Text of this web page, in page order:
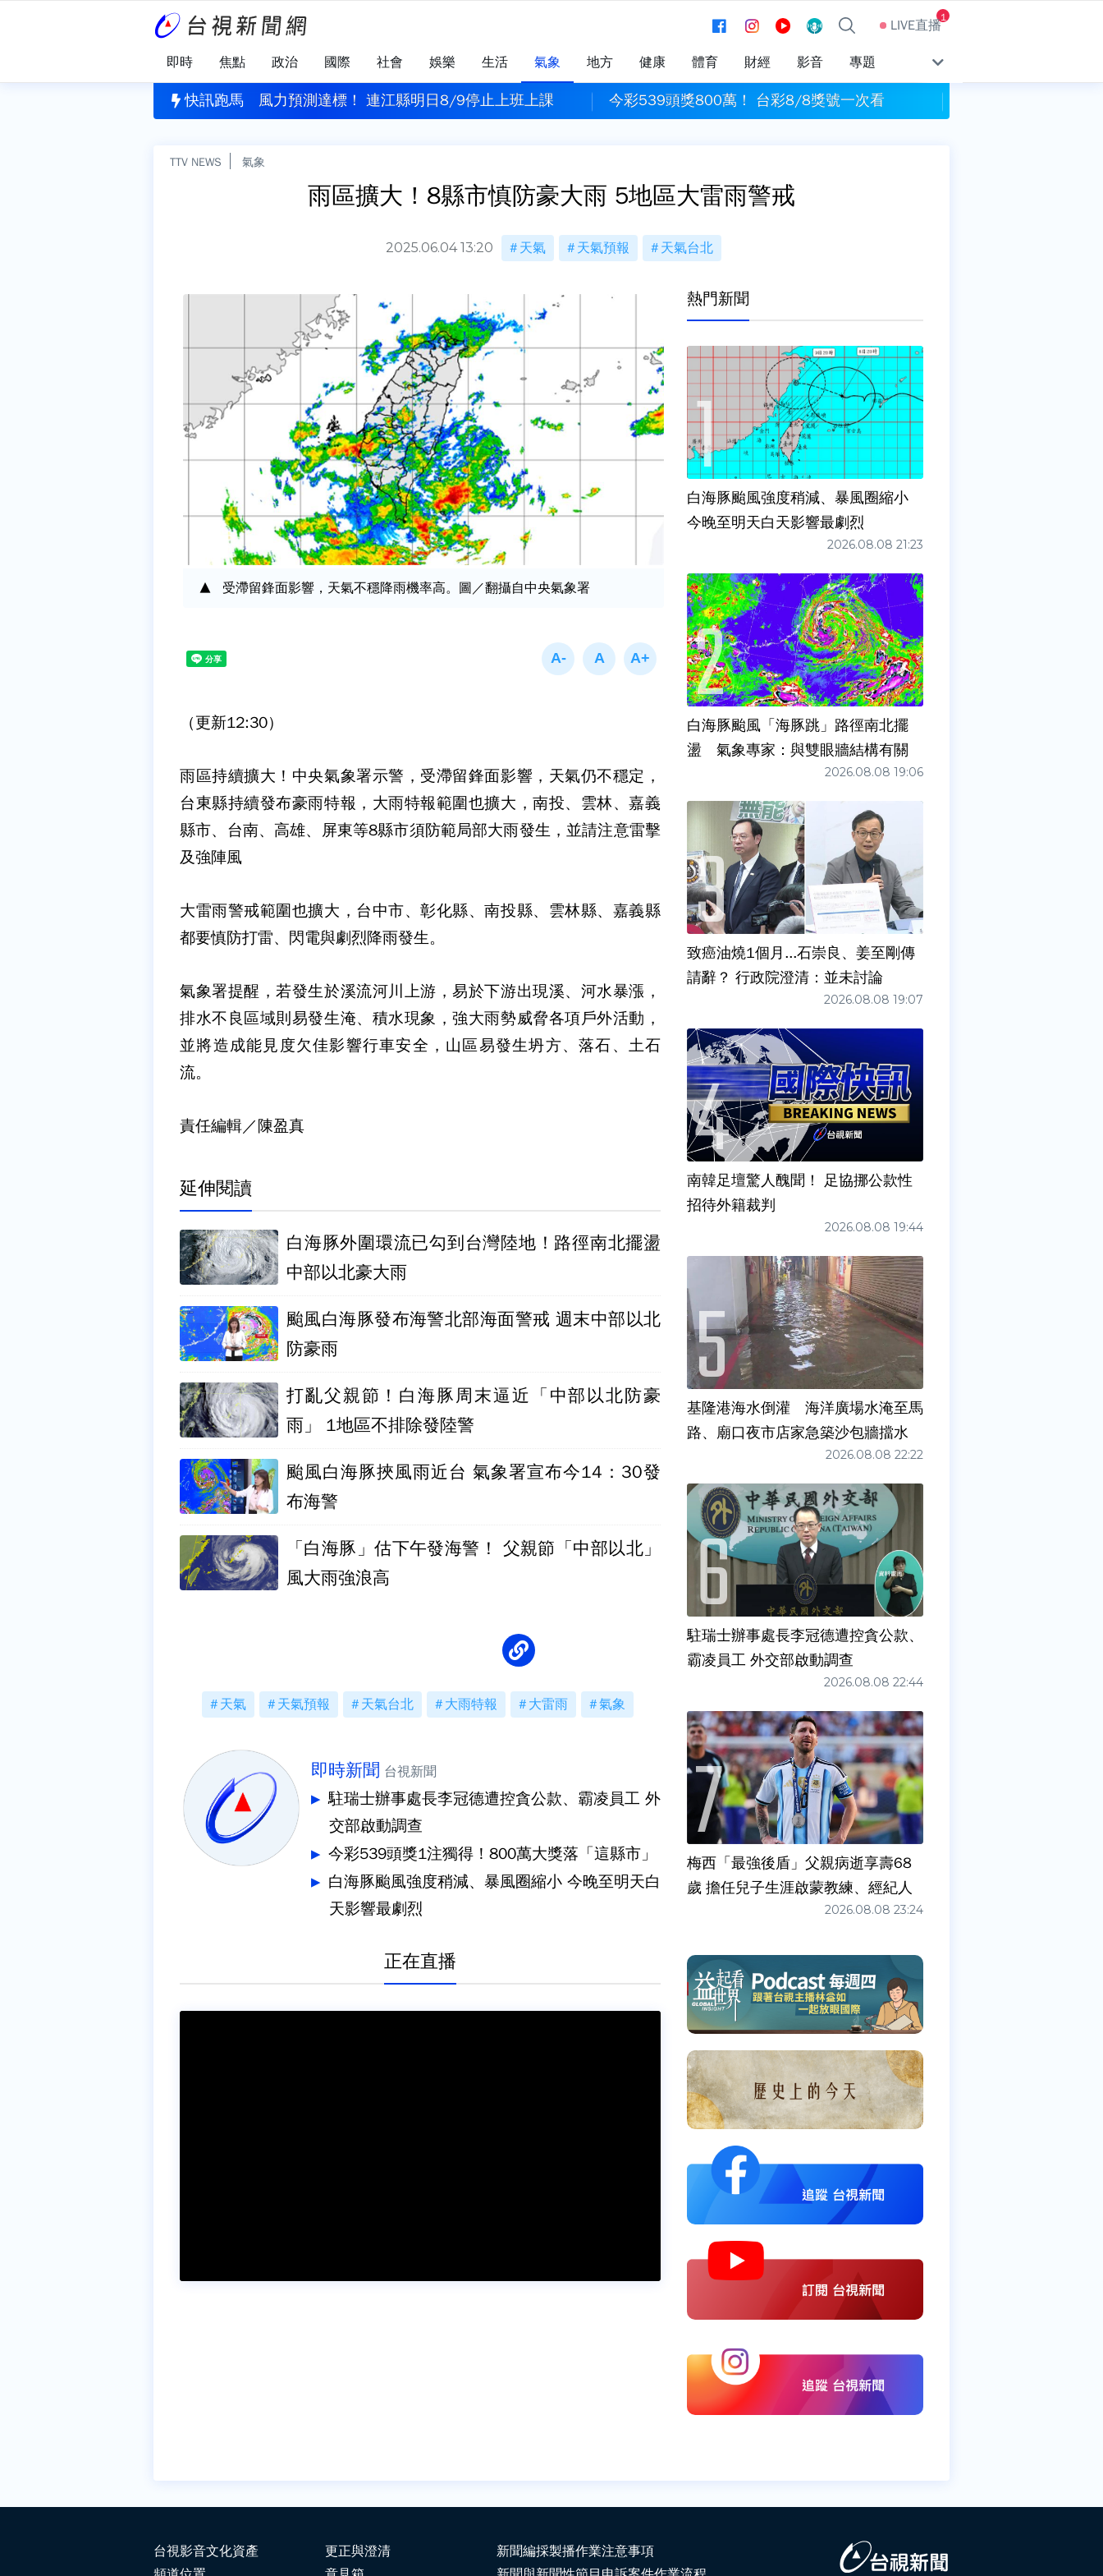
LIVE直播1
即時 焦點 政治 國際 社會 娛樂 生活 氣象 地方 健康 體育 財經 影音 專題
快訊跑馬
聞！ 足協挪公款性招待外籍裁判 風力預測達標！ 連江縣明日8/9停止上班上課 今彩539頭獎800萬！ 台彩8/8獎號一次看
TTV NEWS 氣象
雨區擴大！8縣市慎防豪大雨 5地區大雷雨警戒
2025.06.04 13:20 天氣 天氣預報 天氣台北
受滯留鋒面影響，天氣不穩降雨機率高。圖／翻攝自中央氣象署
（更新12:30）
雨區持續擴大！中央氣象署示警，受滯留鋒面影響，天氣仍不穩定，
台東縣持續發布豪雨特報，大雨特報範圍也擴大，南投、雲林、嘉義
縣市、台南、高雄、屏東等8縣市須防範局部大雨發生，並請注意雷擊
及強陣風
大雷雨警戒範圍也擴大，台中市、彰化縣、南投縣、雲林縣、嘉義縣
都要慎防打雷、閃電與劇烈降雨發生。
氣象署提醒，若發生於溪流河川上游，易於下游出現溪、河水暴漲，
排水不良區域則易發生淹、積水現象，強大雨勢威脅各項戶外活動，
並將造成能見度欠佳影響行車安全，山區易發生坍方、落石、土石
流。
責任編輯／陳盈真
延伸閱讀
白海豚外圍環流已勾到台灣陸地！路徑南北擺盪
中部以北豪大雨
颱風白海豚發布海警北部海面警戒 週末中部以北
防豪雨
打亂父親節！白海豚周末逼近「中部以北防豪
雨」 1地區不排除發陸警
颱風白海豚挾風雨近台 氣象署宣布今14：30發
布海警
「白海豚」估下午發海警！ 父親節「中部以北」
風大雨強浪高
天氣 天氣預報 天氣台北 大雨特報 大雷雨 氣象
即時新聞 台視新聞
駐瑞士辦事處長李冠德遭控貪公款、霸凌員工 外
交部啟動調查
今彩539頭獎1注獨得！800萬大獎落「這縣市」
白海豚颱風強度稍減、暴風圈縮小 今晚至明天白
天影響最劇烈
正在直播
熱門新聞
白海豚颱風強度稍減、暴風圈縮小
今晚至明天白天影響最劇烈
2026.08.08 21:23
白海豚颱風「海豚跳」路徑南北擺
盪 氣象專家：與雙眼牆結構有關
2026.08.08 19:06
致癌油燒1個月...石崇良、姜至剛傳
請辭？ 行政院澄清：並未討論
2026.08.08 19:07
南韓足壇驚人醜聞！ 足協挪公款性
招待外籍裁判
2026.08.08 19:44
基隆港海水倒灌 海洋廣場水淹至馬
路、廟口夜市店家急築沙包牆擋水
2026.08.08 22:22
駐瑞士辦事處長李冠德遭控貪公款、
霸凌員工 外交部啟動調查
2026.08.08 22:44
梅西「最強後盾」父親病逝享壽68
歲 擔任兒子生涯啟蒙教練、經紀人
2026.08.08 23:24
台視影音文化資產
更正與澄清
新聞編採製播作業注意事項